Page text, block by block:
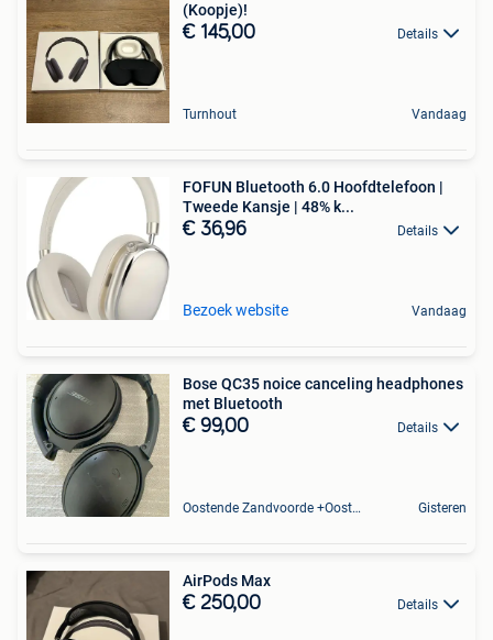
(Koopje)!
€ 145,00 Details
Turnhout Vandaag
FOFUN Bluetooth 6.0 Hoofdtelefoon |
Tweede Kansje | 48% k...
€ 36,96 Details
Bezoek website Vandaag
Bose QC35 noice canceling headphones
met Bluetooth
€ 99,00 Details
Oostende Zandvoorde +Oostende Gisteren
AirPods Max
€ 250,00 Details